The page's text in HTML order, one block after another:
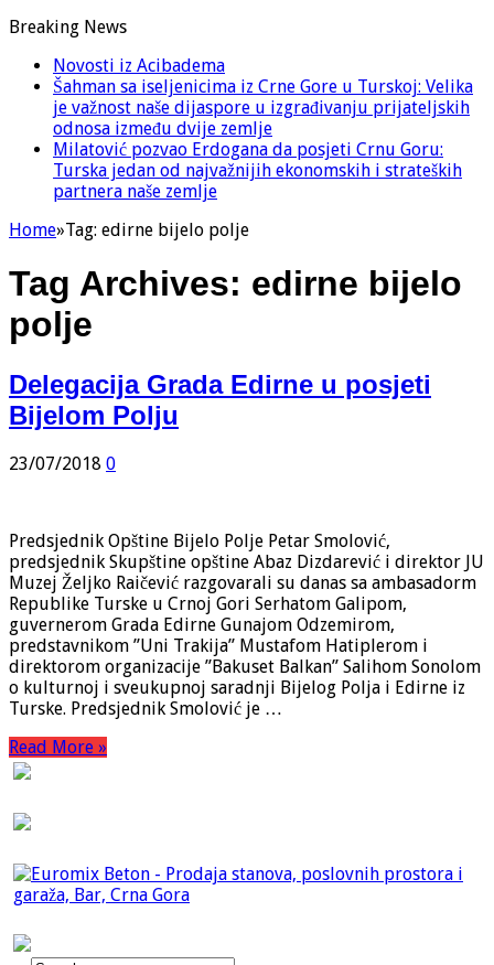
Breaking News
Novosti iz Acibadema
Šahman sa iseljenicima iz Crne Gore u Turskoj: Velika
je važnost naše dijaspore u izgrađivanju prijateljskih
odnosa između dvije zemlje
Milatović pozvao Erdogana da posjeti Crnu Goru:
Turska jedan od najvažnijih ekonomskih i strateških
partnera naše zemlje
Home»Tag: edirne bijelo polje
Tag Archives: edirne bijelo
polje
Delegacija Grada Edirne u posjeti
Bijelom Polju
23/07/2018 0
Predsjednik Opštine Bijelo Polje Petar Smolović,
predsjednik Skupštine opštine Abaz Dizdarević i direktor JU
Muzej Željko Raičević razgovarali su danas sa ambasadorm
Republike Turske u Crnoj Gori Serhatom Galipom,
guvernerom Grada Edirne Gunajom Odzemirom,
predstavnikom ”Uni Trakija” Mustafom Hatiplerom i
direktorom organizacije ”Bakuset Balkan” Salihom Sonolom
o kulturnoj i sveukupnoj saradnji Bijelog Polja i Edirne iz
Turske. Predsjednik Smolović je …
Read More »